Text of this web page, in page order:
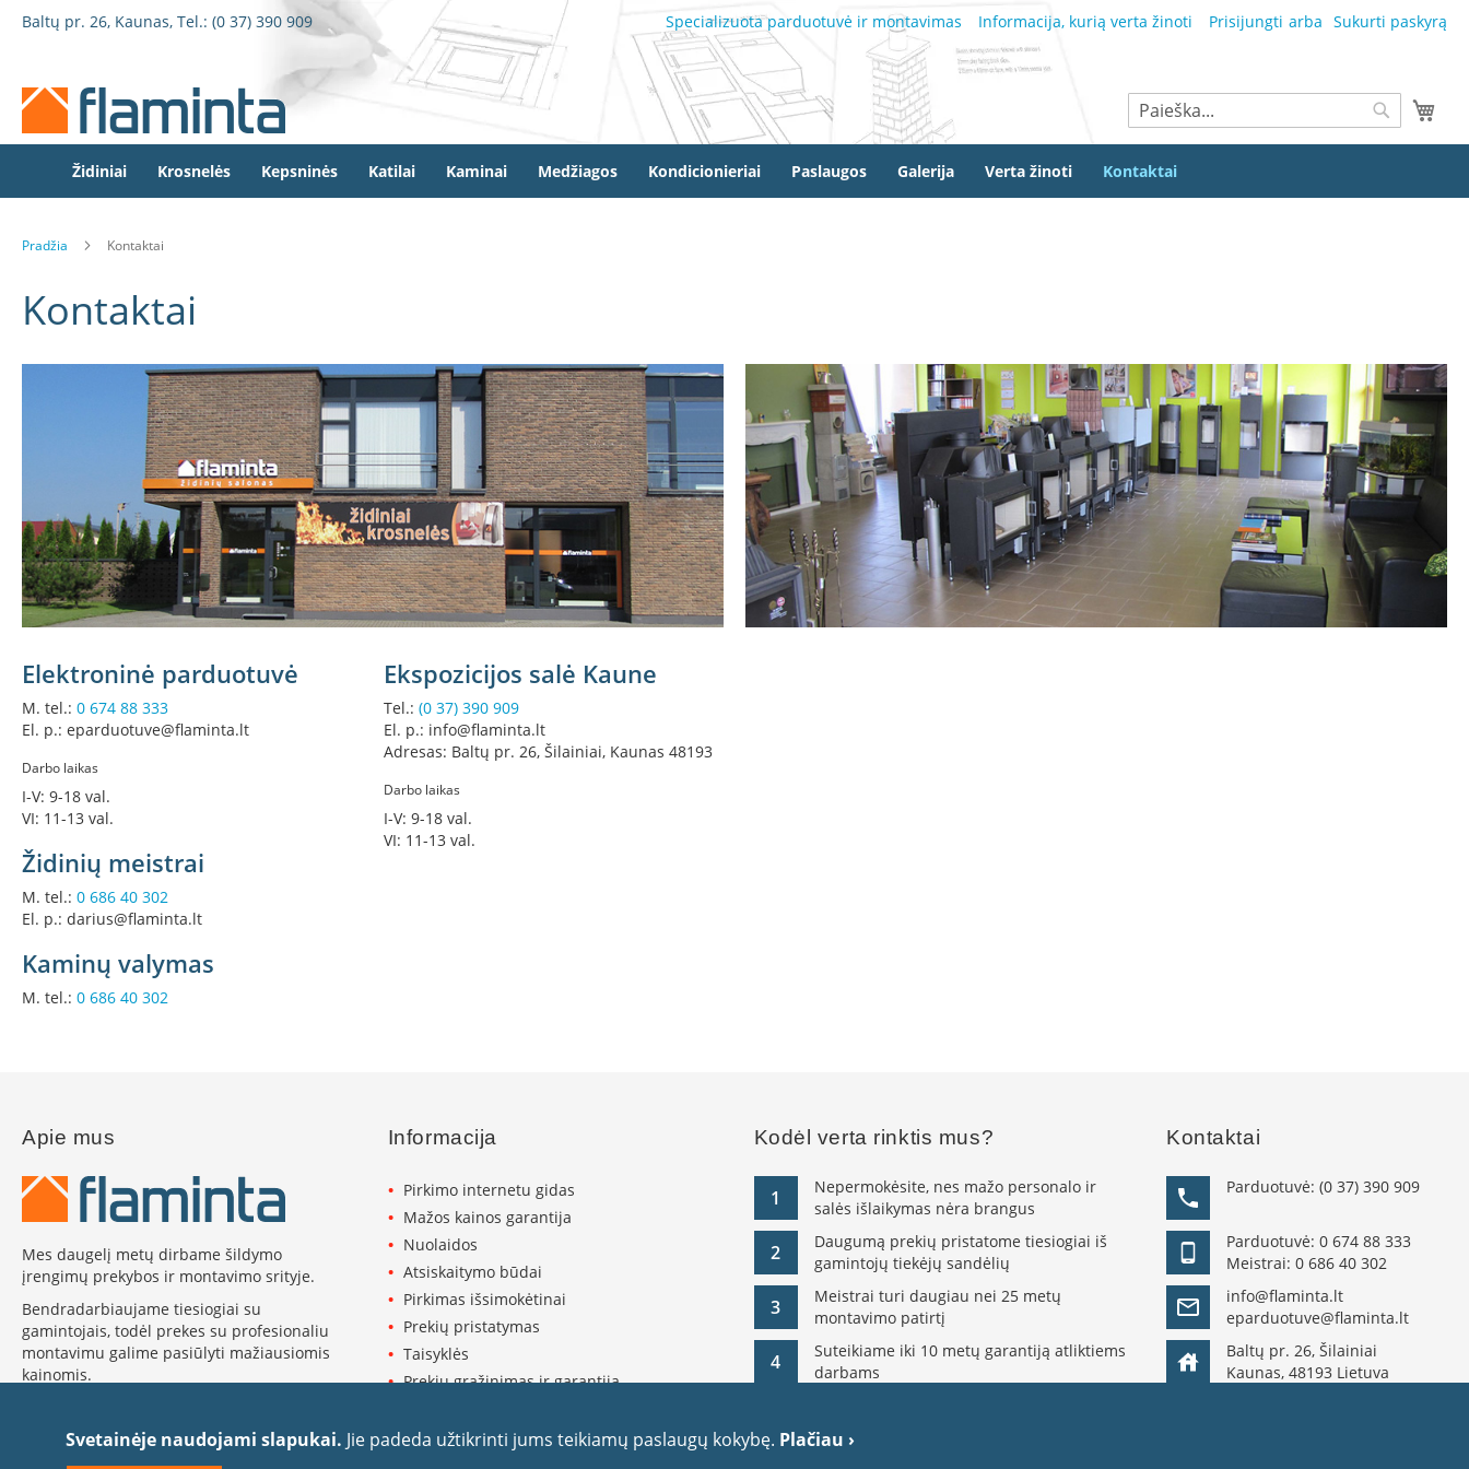
Svetainėje naudojami slapukai. Jie padeda užtikrinti jums teikiamų paslaugų kokybę. Plačiau ›
Pereiti
Specializuota parduotuvė ir montavimas Informacija, kurią verta žinoti Prisijungti Sukurti paskyrą
Baltų pr. 26, Kaunas, Tel.: (0 37) 390 909
Ieškoti
Ieškoti
Židinio
Dorako
Linea
Spartherm
Seguin
Ortakiai
ir
įranga
Karšto
oro
Lankstūs
ortakiai
Stačiakampiai
su
vandens
kontūru
apdaila
grotelės
Židinių
grindims
židiniams
Krosnelės
Ketaus
krosnelės
Krosnelės
su
vandens
kontūru
šilumokaičiu
Židiniai Krosnelės Kepsninės Katilai Kaminai Medžiagos Kondicionieriai Paslaugos Galerija Verta žinoti Kontaktai
Pradžia Kontaktai
Kontaktai
Elektroninė parduotuvė
M. tel.: 0 674 88 333
El. p.: eparduotuve@flaminta.lt
Darbo laikas
I-V: 9-18 val.
VI: 11-13 val.
Židinių meistrai
M. tel.: 0 686 40 302
El. p.: darius@flaminta.lt
Kaminų valymas
M. tel.: 0 686 40 302
Ekspozicijos salė Kaune
Tel.: (0 37) 390 909
El. p.: info@flaminta.lt
Adresas: Baltų pr. 26, Šilainiai, Kaunas 48193
Darbo laikas
I-V: 9-18 val.
VI: 11-13 val.
Apie mus
Mes daugelį metų dirbame šildymo
įrengimų prekybos ir montavimo srityje.
Bendradarbiaujame tiesiogiai su
gamintojais, todėl prekes su profesionaliu
montavimu galime pasiūlyti mažiausiomis
kainomis.
Informacija
Pirkimo internetu gidas
Mažos kainos garantija
Nuolaidos
Atsiskaitymo būdai
Pirkimas išsimokėtinai
Prekių pristatymas
Taisyklės
Prekių grąžinimas ir garantija
Slapukų politika
Kodėl verta rinktis mus?
1
Nepermokėsite, nes mažo personalo ir
salės išlaikymas nėra brangus
2
Daugumą prekių pristatome tiesiogiai iš
gamintojų tiekėjų sandėlių
3
Meistrai turi daugiau nei 25 metų
montavimo patirtį
4
Suteikiame iki 10 metų garantiją atliktiems
darbams
Kontaktai
Parduotuvė:(0 37) 390 909
Parduotuvė:0 674 88 333
Meistrai:0 686 40 302
info@flaminta.lt
eparduotuve@flaminta.lt
Baltų pr. 26, Šilainiai
Kaunas, 48193 Lietuva